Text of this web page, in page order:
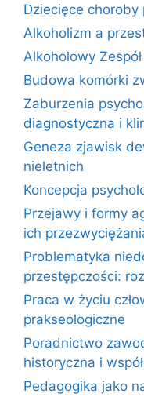
Dziecięce choroby
Alkoholizm a
Alkoholowy Zespół
Budowa komórki
Zaburzenia
diagnostyczna i
Geneza zjawisk
nieletnich
Koncepcja
Przejawy i formy
ich
Problematyka
przestępczości:
Praca w życiu
prakseologiczne
Poradnictwo
historyczna i
Pedagogika jako